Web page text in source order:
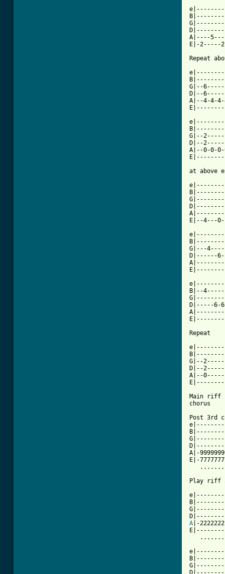
A|----
E|-2-----
Repeat
G|--
D|--
A|--4-4-
G|--
D|--
A|--0-0-
at above
E|--4---
G|---
D|------
B|--
D|-----
Repeat
G|--
D|--
A|--
Main riff
chorus
Post 3rd
A|-
E|-
Play riff
A |-